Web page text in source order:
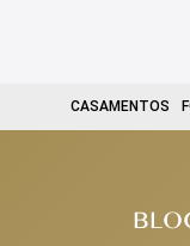
CASAMENTOS